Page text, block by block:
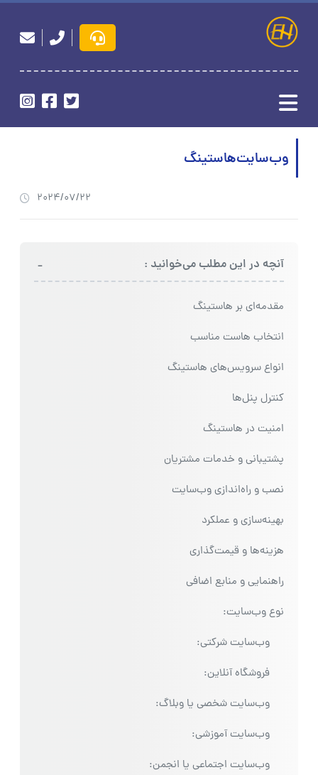
وب‌سایت‌هاستینگ
2024/07/22
آنچه در این مطلب می‌خوانید : -
مقدمه‌ای بر هاستینگ
انتخاب هاست مناسب
انواع سرویس‌های هاستینگ
کنترل پنل‌ها
امنیت در هاستینگ
پشتیبانی و خدمات مشتریان
نصب و راه‌اندازی وب‌سایت
بهینه‌سازی و عملکرد
هزینه‌ها و قیمت‌گذاری
راهنمایی و منابع اضافی
نوع وب‌سایت:
وب‌سایت شرکتی:
فروشگاه آنلاین:
وب‌سایت شخصی یا وبلاگ:
وب‌سایت آموزشی:
وب‌سایت اجتماعی یا انجمن: